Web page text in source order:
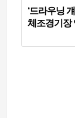
‘드라우닝
체조경기장